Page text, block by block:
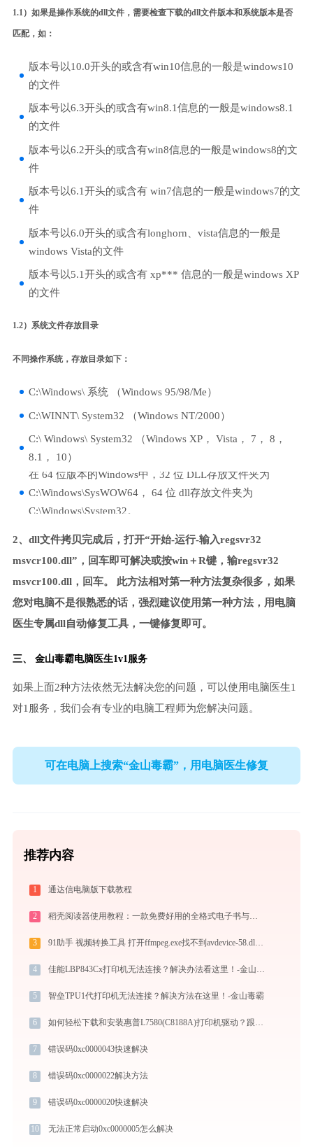
1.1）如果是操作系统的dll文件，需要检查下载的dll文件版本和系统版本是否
匹配，如：
版本号以10.0开头的或含有win10信息的一般是windows10
的文件
版本号以6.3开头的或含有win8.1信息的一般是windows8.1
的文件
版本号以6.2开头的或含有win8信息的一般是windows8的文
件
版本号以6.1开头的或含有 win7信息的一般是windows7的文
件
版本号以6.0开头的或含有longhorn、vista信息的一般是
windows Vista的文件
版本号以5.1开头的或含有 xp*** 信息的一般是windows XP
的文件
1.2）系统文件存放目录
不同操作系统，存放目录如下：
C:\Windows\ 系统 （Windows 95/98/Me）
C:\WINNT\ System32 （Windows NT/2000）
C:\ Windows\ System32 （Windows XP， Vista， 7， 8，
8.1， 10）
在 64 位版本的Windows中，32 位 DLL存放文件夹为
C:\Windows\SysWOW64， 64 位 dll存放文件夹为
C:\Windows\System32。
2、dll文件拷贝完成后，打开“开始-运行-输入regsvr32
msvcr100.dll”，回车即可解决或按win＋R键，输regsvr32
msvcr100.dll，回车。 此方法相对第一种方法复杂很多，如果
您对电脑不是很熟悉的话，强烈建议使用第一种方法，用电脑
医生专属dll自动修复工具，一键修复即可。
三、 金山毒霸电脑医生1v1服务
如果上面2种方法依然无法解决您的问题，可以使用电脑医生1
对1服务，我们会有专业的电脑工程师为您解决问题。
可在电脑上搜索“金山毒霸”，用电脑医生修复
推荐内容
1 通达信电脑版下载教程
2 稻壳阅读器使用教程：一款免费好用的全格式电子书与文档阅读神器
3 91助手 视频转换工具 打开ffmpeg.exe找不到avdevice-58.dll怎么办
4 佳能LBP843Cx打印机无法连接？解决办法看这里！-金山毒霸
5 智垒TPU1代打印机无法连接？解决方法在这里！-金山毒霸
6 如何轻松下载和安装惠普L7580(C8188A)打印机驱动？跟着这篇指南走
7 错误码0xc0000043快速解决
8 错误码0xc0000022解决方法
9 错误码0xc0000020快速解决
10 无法正常启动0xc0000005怎么解决